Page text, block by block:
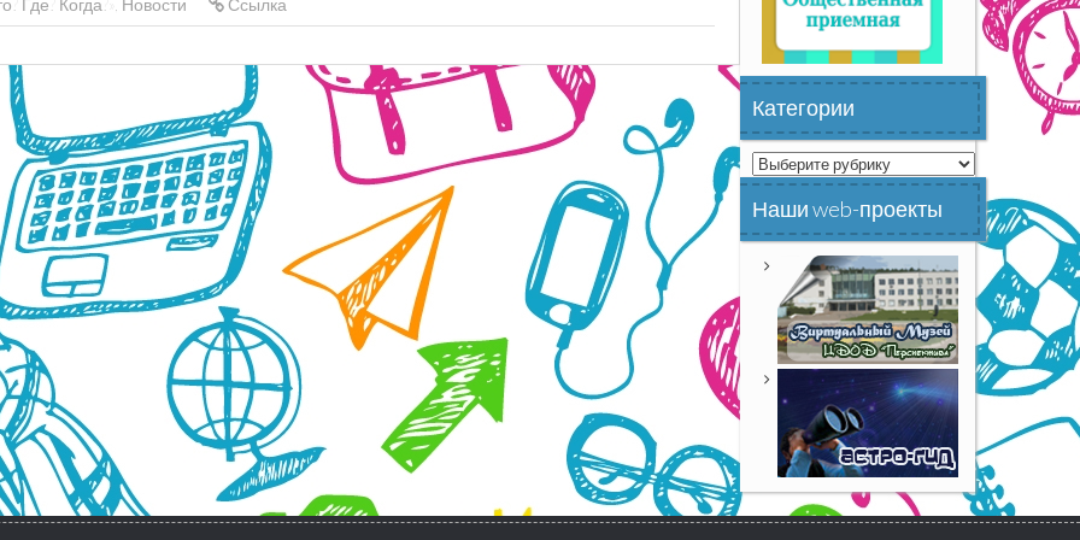
Где? Когда?» Новости Ссылка
Категории
Категории
Наши web-проекты